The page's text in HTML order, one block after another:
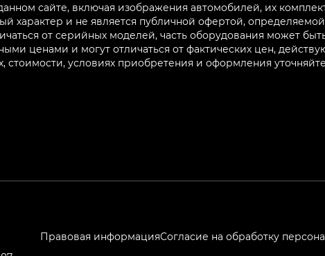
сайте, включая изображения автомобилей, их
характер и не является публичной офертой,
от серийных моделей, часть оборудования может
ценами и могут отличаться от фактических цен,
стоимости, условиях приобретения и оформления
Правовая информацияСогласие на обработку